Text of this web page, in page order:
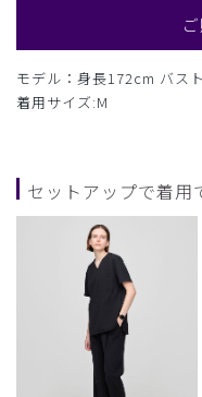
モデル：身長172cm バス
着用サイズ:M
セットアップで着用